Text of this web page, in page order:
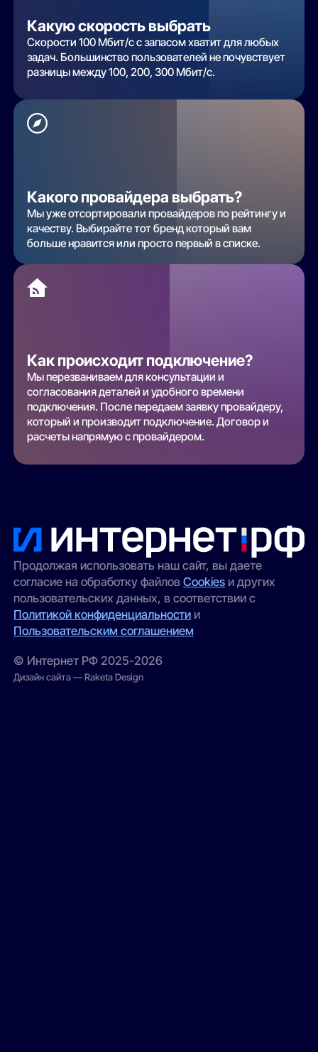
Какую скорость выбрать
Скорости 100 Мбит/с с запасом хватит для любых
задач. Большинство пользователей не почувствует
разницы между 100, 200, 300 Мбит/с.
Какого провайдера выбрать?
Мы уже отсортировали провайдеров по рейтингу и
качеству. Выбирайте тот бренд который вам
больше нравится или просто первый в списке.
Как происходит подключение?
Мы перезваниваем для консультации и
согласования деталей и удобного времени
подключения. После передаем заявку провайдеру,
который и производит подключение. Договор и
расчеты напрямую с провайдером.
Продолжая использовать наш сайт, вы даете
согласие на обработку файловCookies и других
пользовательских данных, в соответствии с
Политикой конфиденциальности и
Пользовательским соглашением
© Интернет РФ 2025-2026
Дизайн сайта — Raketa Design